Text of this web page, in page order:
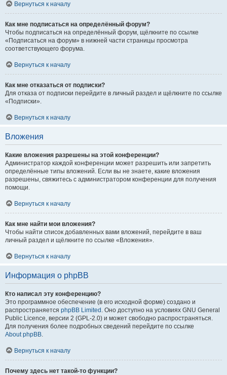
Вернуться к началу
Как мне подписаться на определённый форум?
Чтобы подписаться на определённый форум, щёлкните по ссылке
«Подписаться на форум» в нижней части страницы просмотра
соответствующего форума.
Вернуться к началу
Как мне отказаться от подписки?
Для отказа от подписки перейдите в личный раздел и щёлкните по ссылке
«Подписки».
Вернуться к началу
Вложения
Какие вложения разрешены на этой конференции?
Администратор каждой конференции может разрешить или запретить
определённые типы вложений. Если вы не знаете, какие вложения
разрешены, свяжитесь с администратором конференции для получения
помощи.
Вернуться к началу
Как мне найти мои вложения?
Чтобы найти список добавленных вами вложений, перейдите в ваш
личный раздел и щёлкните по ссылке «Вложения».
Вернуться к началу
Информация о phpBB
Кто написал эту конференцию?
Это программное обеспечение (в его исходной форме) создано и
распространяется phpBB Limited . Оно доступно на условиях GNU General
Public Licence, версии 2 (GPL-2.0) и может свободно распространяться.
Для получения более подробных сведений перейдите по ссылке
About phpBB.
Вернуться к началу
Почему здесь нет такой-то функции?